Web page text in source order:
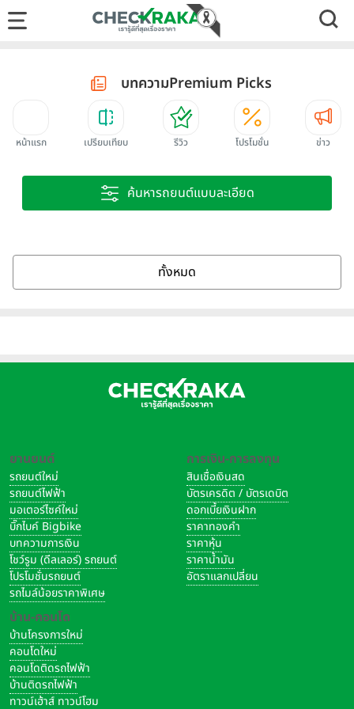
บทความPremium Picks
หน้าแรก เปรียบเทียบ รีวิว โปรโมชั่น ข่าว
ค้นหารถยนต์แบบละเอียด
ทั้งหมด
ยานยนต์
รถยนต์ใหม่
รถยนต์ไฟฟ้า
มอเตอร์ไซค์ใหม่
บิ๊กไบค์ Bigbike
บทความการเงิน
โชว์รูม (ดีลเลอร์) รถยนต์
โปรโมชั่นรถยนต์
รถไมล์น้อยราคาพิเศษ
บ้าน-คอนโด
บ้านโครงการใหม่
คอนโดใหม่
คอนโดติดรถไฟฟ้า
บ้านติดรถไฟฟ้า
ทาวน์เฮ้าส์ ทาวน์โฮม
การเงิน-การลงทุน
สินเชื่อเงินสด
บัตรเครดิต / บัตรเดบิต
ดอกเบี้ยเงินฝาก
ราคาทองคำ
ราคาหุ้น
ราคาน้ำมัน
อัตราแลกเปลี่ยน